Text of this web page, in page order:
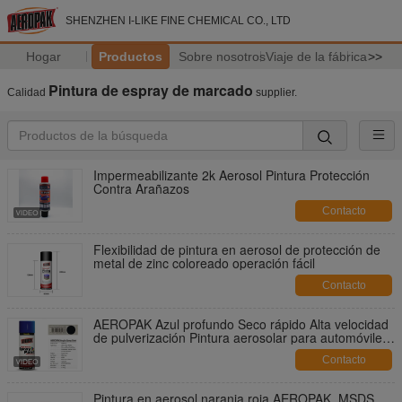
SHENZHEN I-LIKE FINE CHEMICAL CO., LTD
Hogar Productos Sobre nosotrosViaje de la fábrica>>
Calidad Pintura de espray de marcado supplier.
Impermeabilizante 2k Aerosol Pintura Protección
Contra Arañazos
Contacto
Flexibilidad de pintura en aerosol de protección de
metal de zinc coloreado operación fácil
Contacto
AEROPAK Azul profundo Seco rápido Alta velocidad
de pulverización Pintura aerosolar para automóviles
Contacto
Pintura en aerosol naranja roja AEROPAK, MSDS